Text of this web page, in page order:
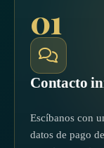
01
Contacto
Escíbanos con
datos de pago